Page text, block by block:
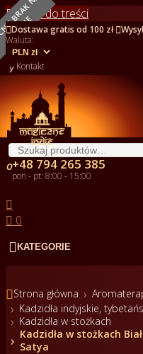
Przejdź do treści
Dostawa gratis od 100 zł 
Waluta:
 Kontakt
+48 794 265 385
pon - pt: 8:00 - 15:00

 0
 KATEGORIE
Strona główna
Kadzidła indyjskie,
Kadzidła w stożkach
Kadzidła w stożkach
Satya
E